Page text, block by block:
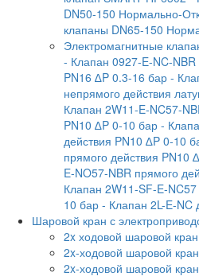
DN50-150 Нормально-
клапаны DN65-150
Электромагнитные
- Клапан 0927-E-NC-NBR
PN16 ∆P 0.3-16 бар -
непрямого действия
Клапан 2W11-E-NC57-
PN10 ∆P 0-10 бар -
действия PN10 ∆P 0-10
прямого действия PN10
E-NO57-NBR прямого
Клапан 2W11-SF-E-
10 бар - Клапан 2L-E-NC
Шаровой кран с
2x ходовой шаровой
2x-ходовой шаровой
2x-ходовой шаровой